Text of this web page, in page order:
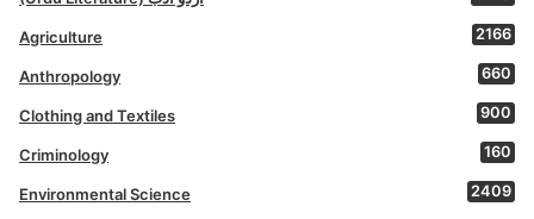
Agriculture 2166
Anthropology 660
Clothing and Textiles 900
Criminology 160
Environmental Science 2409